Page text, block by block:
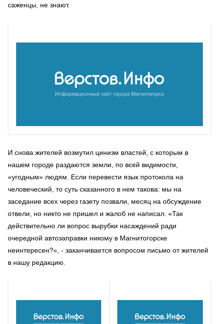
саженцы, не знают.
И снова жителей возмутил цинизм властей, с которым в
нашем городе раздаются земли, по всей видимости,
«угодным» людям. Если перевести язык протокола на
человеческий, то суть сказанного в нем такова: мы на
заседание всех через газету позвали, месяц на обсуждение
отвели, но никто не пришел и жалоб не написал. «Так
действительно ли вопрос вырубки насаждений ради
очередной автозаправки никому в Магнитогорске
неинтересен?», - заканчивается вопросом письмо от жителей
в нашу редакцию.